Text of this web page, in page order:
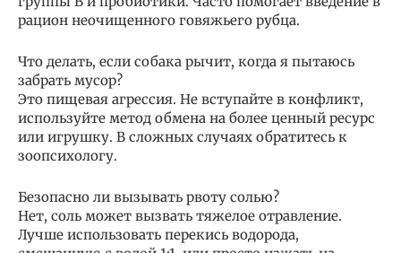
рацион неочищенного говяжьего рубца.
Что делать, если собака рычит, когда я пытаюсь
забрать мусор?
Это пищевая агрессия. Не вступайте в конфликт,
используйте метод обмена на более ценный ресурс
или игрушку. В сложных случаях обратитесь к
зоопсихологу.
Безопасно ли вызывать рвоту солью?
Нет, соль может вызвать тяжелое отравление.
Лучше использовать перекись водорода,